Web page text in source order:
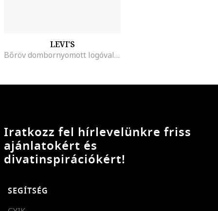
LEVI'S
Bőröv dombornyomott logóval, Tevebarna
Iratkozz fel hírlevelünkre friss
ajánlatokért és
divatinspirációkért!
SEGÍTSÉG